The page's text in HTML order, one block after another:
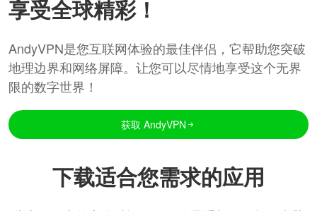
享受全球精彩！
AndyVPN是您互联网体验的最佳伴侣，它帮助您突破
地理边界和网络屏障。让您可以尽情地享受这个无界
限的数字世界！
获取 AndyVPN
下载适合您需求的应用